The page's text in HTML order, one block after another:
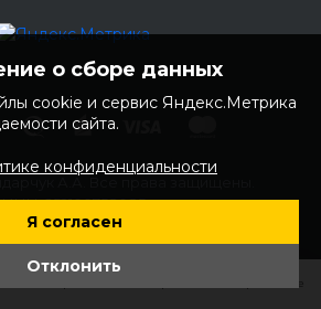
ИНН: 252100758085
304250236200270
край, Надеждинский район,
ул. Торопова 12
о сборе данных
cookie и сервис Яндекс.Метрика
сайта.
конфиденциальности
Я согласен
Отклонить